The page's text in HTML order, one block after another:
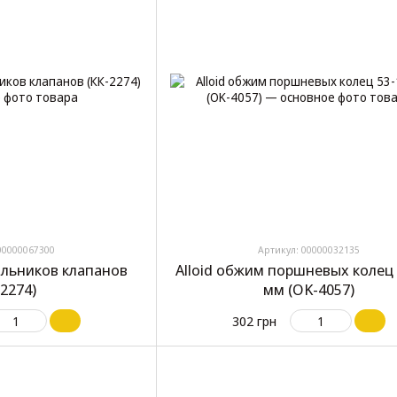
клапанов
Артикул: 00000032135
Alloid обжим поршневых колец
мм (OK-4057)
302 грн